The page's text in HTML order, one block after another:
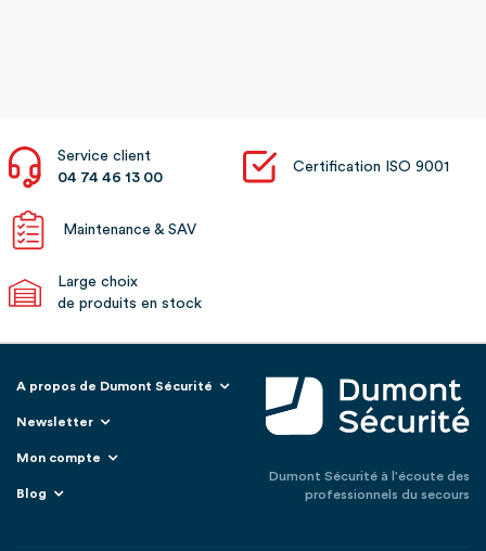
Service client
04 74 46 13 00
Certification ISO 9001
Maintenance & SAV
Large choix
de produits en stock
A propos de Dumont Sécurité
Newsletter
Mon compte
Blog
Dumont Sécurité à l'écoute des
professionnels du secours